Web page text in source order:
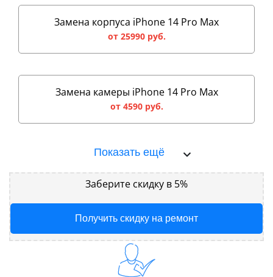
Замена корпуса iPhone 14 Pro Max
от 25990 руб.
Замена камеры iPhone 14 Pro Max
от 4590 руб.
Показать ещё
Заберите скидку в 5%
Получить скидку на ремонт